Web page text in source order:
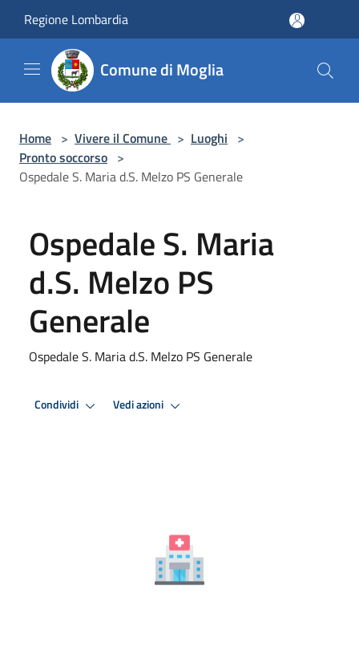
Regione Lombardia
Comune di Moglia
Home > Vivere il Comune > Luoghi >
Pronto soccorso >
Ospedale S. Maria d.S. Melzo PS Generale
Ospedale S. Maria
d.S. Melzo PS
Generale
Ospedale S. Maria d.S. Melzo PS Generale
Condividi Vedi azioni